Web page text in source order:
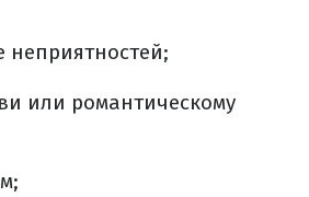
неприятностей;
или романтическому